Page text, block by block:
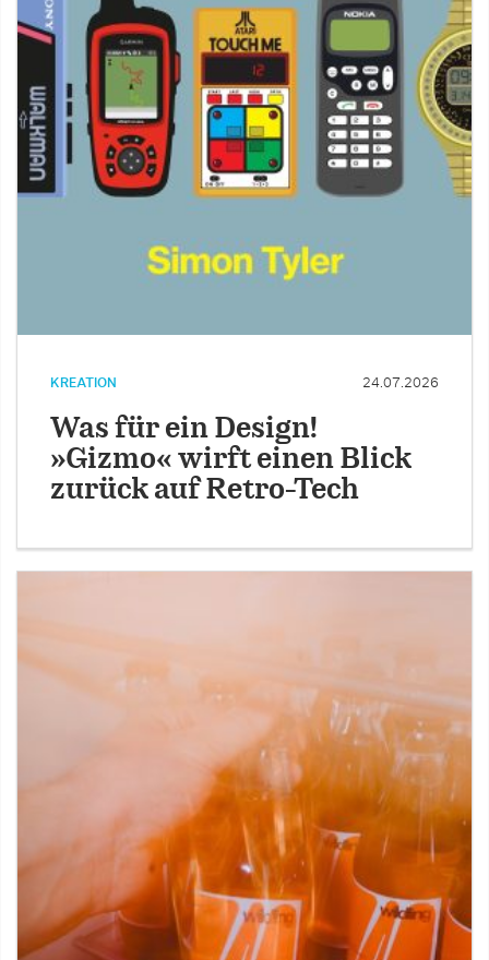
KREATION 24.07.2026
Was für ein Design!
»Gizmo« wirft einen Blick
zurück auf Retro-Tech